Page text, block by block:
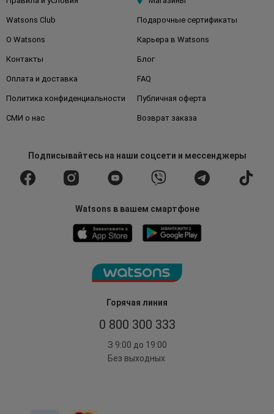
Горячая линия
0 800 300 333
З 9:00 до 19:00
Без выходных
Watsons Club Подарочные сертификаты
О Watsons Карьера в Watsons
Контакты Блог
Оплата и доставка FAQ
Политика конфиденциальности Публичная оферта
СМИ о нас Возврат заказа
Подписывайтесьна наши соцсети и мессенджеры
Watsons в вашем смартфоне